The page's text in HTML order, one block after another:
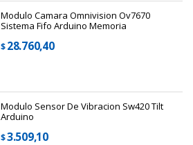
Modulo Camara Omnivision Ov7670
Sistema Fifo Arduino Memoria
$28.760,40
Modulo Sensor De Vibracion Sw420 Tilt
Arduino
$3.509,10